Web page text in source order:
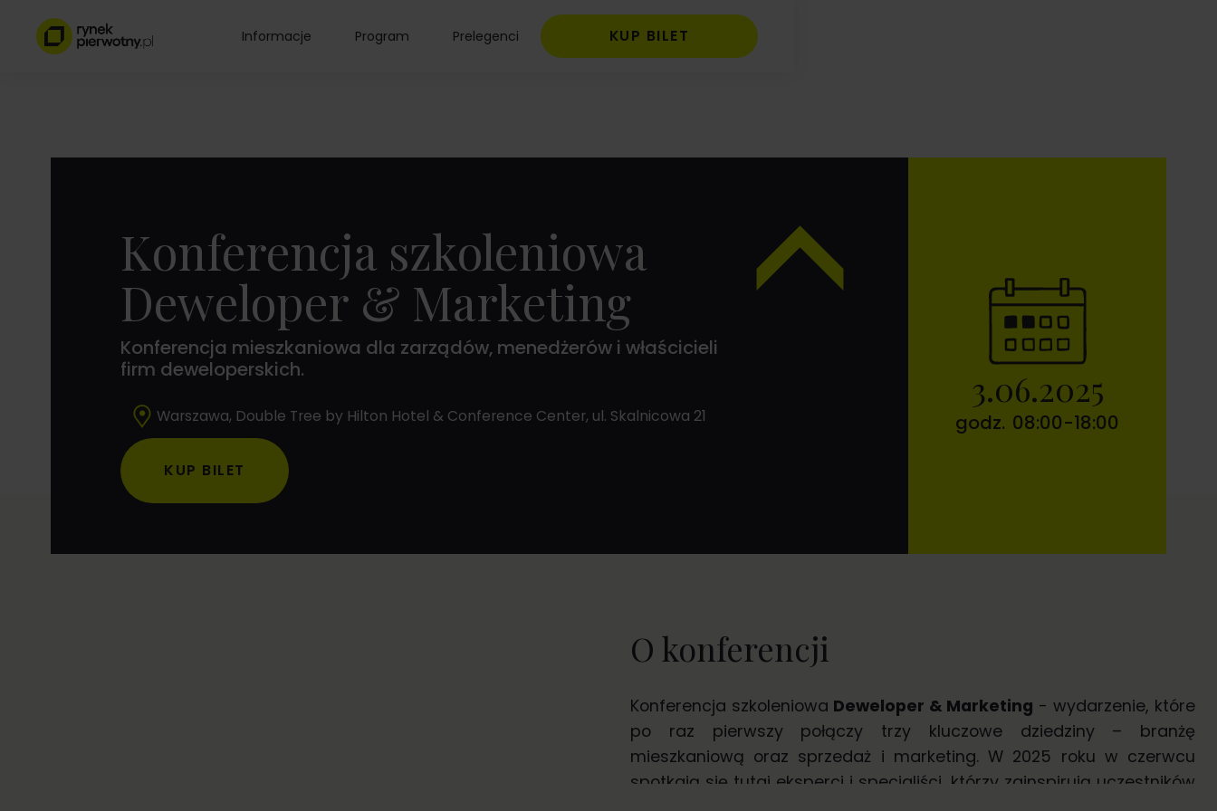
Informacje Program Prelegenci KUP BILET
Konferencja szkoleniowa
Deweloper & Marketing
Konferencja mieszkaniowa dla zarządów, menedżerów i właścicieli
firm deweloperskich.
Warszawa, Double Tree by Hilton Hotel & Conference Center, ul. Skalnicowa 21
KUP BILET
3.06.2025
godz. 08:00-18:00
O konferencji
Konferencja szkoleniowa Deweloper & Marketing - wydarzenie, które
po raz pierwszy połączy trzy kluczowe dziedziny – branżę
mieszkaniową oraz sprzedaż i marketing. W 2025 roku w czerwcu
spotkają się tutaj eksperci i specjaliści, którzy zainspirują uczestników